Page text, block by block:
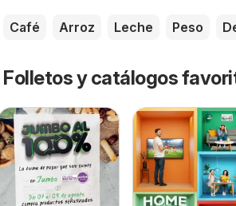
Café Arroz Leche Peso
Folletos y catálogos